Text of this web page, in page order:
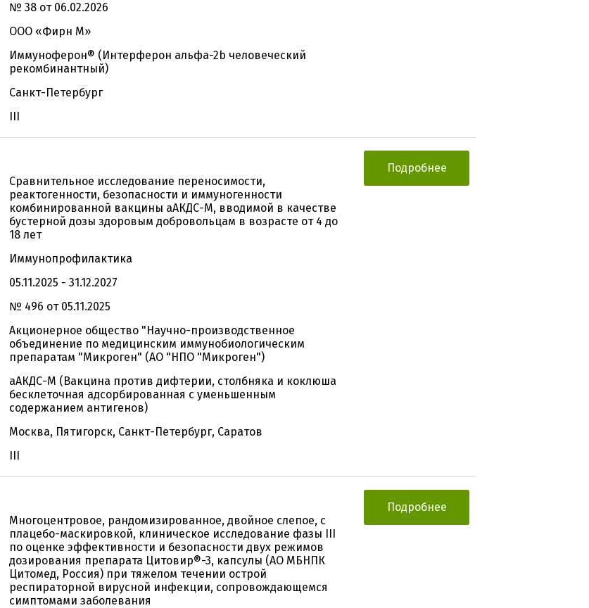
№ 38 от 06.02.2026
ООО «Фирн М»
Иммуноферон® (Интерферон альфа-2b человеческий
рекомбинантный)
Санкт-Петербург
III
Сравнительное исследование переносимости,
реактогенности, безопасности и иммуногенности
комбинированной вакцины аАКДС-М, вводимой в качестве
бустерной дозы здоровым добровольцам в возрасте от 4 до
18 лет
Иммунопрофилактика
05.11.2025 - 31.12.2027
№ 496 от 05.11.2025
Акционерное общество "Научно-производственное
объединение по медицинским иммунобиологическим
препаратам "Микроген" (АО "НПО "Микроген")
аАКДС-М (Вакцина против дифтерии, столбняка и коклюша
бесклеточная адсорбированная с уменьшенным
содержанием антигенов)
Москва, Пятигорск, Санкт-Петербург, Саратов
III
Подробнее
Многоцентровое, рандомизированное, двойное слепое, с
плацебо-маскировкой, клиническое исследование фазы III
по оценке эффективности и безопасности двух режимов
дозирования препарата Цитовир®-3, капсулы (АО МБНПК
Цитомед, Россия) при тяжелом течении острой
респираторной вирусной инфекции, сопровождающемся
симптомами заболевания
Подробнее